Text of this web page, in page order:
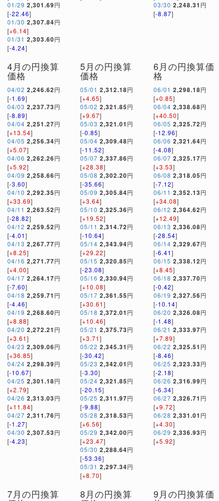
01/29 2,301.69円
[-22.46]
01/30 2,307.84円
[+6.14]
01/31 2,303.60円
[-4.24]
03/30 2,248.31 円
[-8.87]
4月の円換算
価格
04/02 2,246.62円
[-1.69]
04/03 2,237.73円
[-8.89]
04/04 2,251.27円
[+13.54]
04/05 2,256.34円
[+5.07]
04/06 2,262.26円
[+5.92]
04/09 2,258.66円
[-3.60]
04/10 2,292.35円
[+33.69]
04/11 2,263.52円
[-28.82]
04/12 2,259.52円
[-4.01]
04/13 2,267.77円
[+8.25]
04/16 2,271.77円
[+4.00]
04/17 2,264.17円
[-7.60]
04/18 2,259.71 円
[-4.46]
04/19 2,268.60円
[+8.88]
04/20 2,272.21 円
[+3.61]
04/23 2,309.06円
[+36.85]
04/24 2,298.39円
[-10.67]
04/25 2,301.18円
[+2.79]
04/26 2,313.03円
[+11.84]
04/27 2,311.76円
[-1.27]
04/30 2,307.53円
[-4.23]
5月の円換算
価格
05/01 2,312.18円
[+4.65]
05/02 2,321.85円
[+9.67]
05/03 2,321.01 円
[-0.85]
05/04 2,309.48円
[-11.52]
05/07 2,337.86円
[+28.38]
05/08 2,302.20円
[-35.66]
05/09 2,305.84円
[+3.64]
05/10 2,325.36円
[+19.52]
05/11 2,314.72円
[-10.64]
05/14 2,343.94円
[+29.22]
05/15 2,320.85円
[-23.08]
05/16 2,330.94円
[+10.08]
05/17 2,361.55円
[+30.61]
05/18 2,372.01 円
[+10.46]
05/21 2,375.73円
[+3.71]
05/22 2,345.31 円
[-30.42]
05/23 2,342.01 円
[-3.30]
05/24 2,321.85円
[-20.15]
05/25 2,311.97円
[-9.88]
05/28 2,318.53円
[+6.56]
05/29 2,342.00円
[+23.47]
05/30 2,288.64円
[-53.36]
05/31 2,297.34円
[+8.70]
6月の円換算価
格
06/01 2,298.18円
[+0.85]
06/04 2,338.68円
[+40.50]
06/05 2,325.72円
[-12.96]
06/06 2,321.64円
[-4.08]
06/07 2,325.17円
[+3.53]
06/08 2,318.05円
[-7.12]
06/11 2,352.13円
[+34.08]
06/12 2,364.62円
[+12.49]
06/13 2,336.08円
[-28.54]
06/14 2,329.67円
[-6.41]
06/15 2,338.12円
[+8.45]
06/18 2,337.70円
[-0.42]
06/19 2,327.56円
[-10.14]
06/20 2,326.08円
[-1.48]
06/21 2,333.97円
[+7.89]
06/22 2,325.51 円
[-8.46]
06/25 2,323.33円
[-2.18]
06/26 2,316.99円
[-6.34]
06/27 2,326.71 円
[+9.72]
06/28 2,331.01 円
[+4.30]
06/29 2,336.93円
[+5.92]
7月の円換算 8月の円換算 9月の円換算価